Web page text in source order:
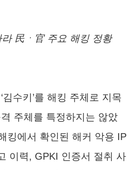
라 民ㆍ官 주요 해킹 정황
수키’를 해킹 주체로 지목
주체를 특정하지는 않았
킹에서 확인된 해커 악용 IP
이력, GPKI 인증서 절취 사